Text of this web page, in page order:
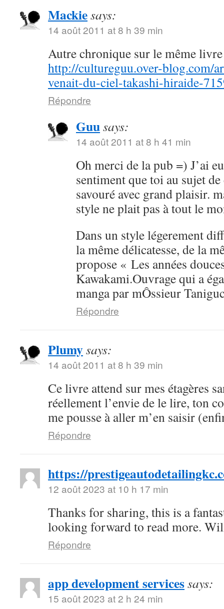
Mackiesays:
14 août 2011 at 8 h 39 min
Autre chronique sur le même
http://cultureguu.over-blog.com/
venait-du-ciel-takashi-hiraide-
Répondre
Guusays:
14 août 2011 at 8 h 41 min
Oh merci de la pub =) J’ai
sentiment que toi au sujet
savouré avec grand plaisir.
style ne plait pas à tout le
Dans un style légerement
la même délicatesse, de la
propose « Les années
Kawakami.Ouvrage qui a
manga par mÔssieur
Répondre
Plumysays:
14 août 2011 at 8 h 39 min
Ce livre attend sur mes étagères
réellement l’envie de le lire, ton
me pousse à aller m’en saisir
Répondre
https://
12 août 2023 at 10 h 17 min
Thanks for sharing, this is a
looking forward to read more.
Répondre
app development servicessays:
15 août 2023 at 2 h 24 min